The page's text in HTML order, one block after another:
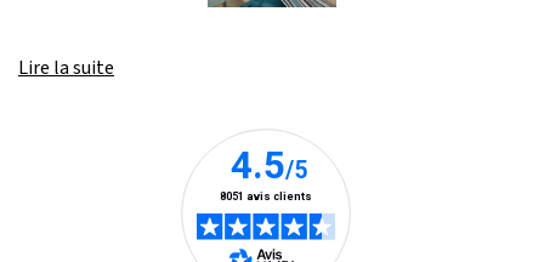
Lire la suite